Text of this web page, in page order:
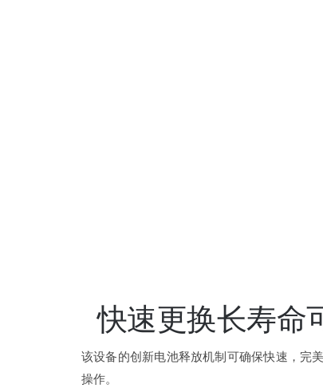
快速更换长寿命
该设备的创新电池释放机制可确保快速，完
操作。